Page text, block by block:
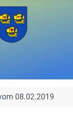
08.02.2019